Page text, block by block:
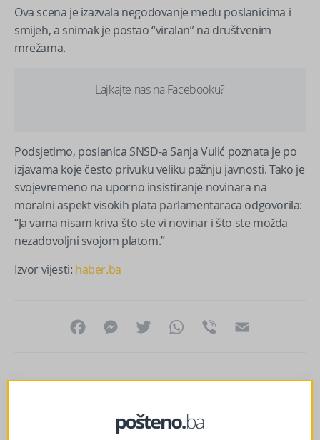
Ova scena je izazvala negodovanje među poslanicima i
smijeh, a snimak je postao “viralan” na društvenim
mrežama.
Lajkajte nas na Facebooku?
Podsjetimo, poslanica SNSD-a Sanja Vulić poznata je po
izjavama koje često privuku veliku pažnju javnosti. Tako je
svojevremeno na uporno insistiranje novinara na
moralni aspekt visokih plata parlamentaraca odgovorila:
“Ja vama nisam kriva što ste vi novinar i što ste možda
nezadovoljni svojom platom.”
Izvor vijesti: haber.ba
FacebookMessenger
Twitter WhatsApp
Viber